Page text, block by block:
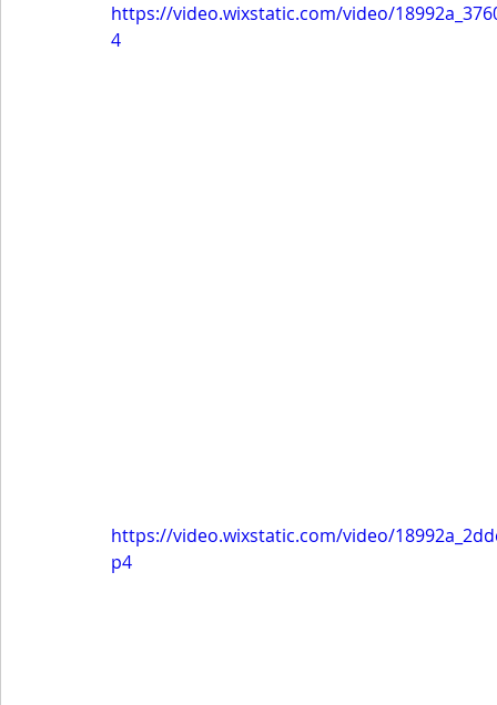
https://video.wixstatic.com/video/
4
https://video.wixstatic.com/video/
p4